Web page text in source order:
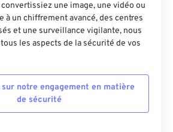
une image, une vidéo ou
à un chiffrement avancé, des centres
et une surveillance vigilante, nous
les aspects de la sécurité de vos
notre engagement en matière
de sécurité